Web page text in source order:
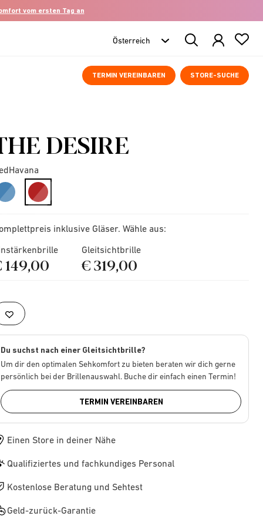
vom ersten Tag an
Search
Products
TERMIN VEREINBAREN STORE-SUCHE
DESIRE
selected
inklusive Gläser. Wähle aus:
149,00
Gleitsichtbrille
€ 319,00
Du suchst nach einer Gleitsichtbrille?
Um dir den optimalen Sehkomfort zu bieten beraten wir dich gerne
persönlich bei der Brillenauswahl. Buche dir einfach einen Termin!
TERMIN VEREINBAREN
Einen Store in deiner Nähe
Qualifiziertes und fachkundiges Personal
Kostenlose Beratung und Sehtest
Geld-zurück-Garantie